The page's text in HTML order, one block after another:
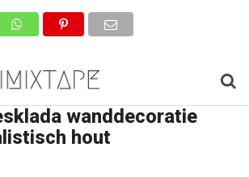
wanddecoratie
hout